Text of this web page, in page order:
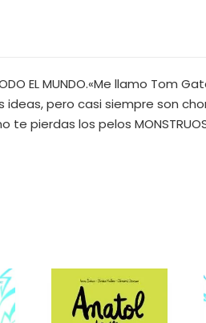
EL MUNDO.«Me llamo Tom
pero casi siempre son
pierdas los pelos